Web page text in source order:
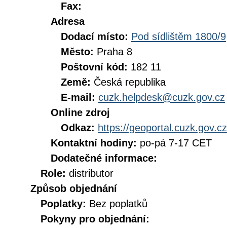
Fax:
Adresa
Dodací místo: Pod sídlištěm 1800/9
Město: Praha 8
Poštovní kód: 182 11
Země: Česká republika
E-mail: cuzk.helpdesk@cuzk.gov.cz
Online zdroj
Odkaz: https://geoportal.cuzk.gov.cz
Kontaktní hodiny: po-pá 7-17 CET
Dodatečné informace:
Role: distributor
Způsob objednání
Poplatky: Bez poplatků
Pokyny pro objednání: